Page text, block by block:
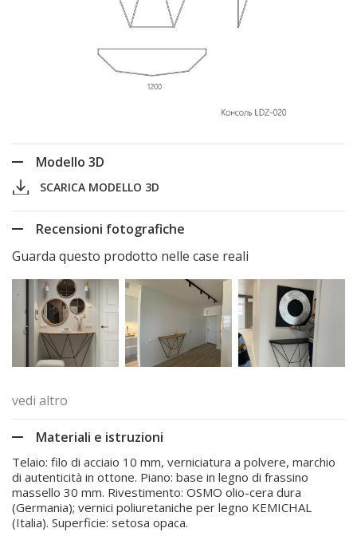
Modello 3D
SCARICA MODELLO 3D
Recensioni fotografiche
Guarda questo prodotto nelle case reali
vedi altro
Materiali e istruzioni
Telaio: filo di acciaio 10 mm, verniciatura a polvere, marchio
di autenticità in ottone. Piano: base in legno di frassino
massello 30 mm. Rivestimento: OSMO olio-cera dura
(Germania); vernici poliuretaniche per legno KEMICHAL
(Italia). Superficie: setosa opaca.